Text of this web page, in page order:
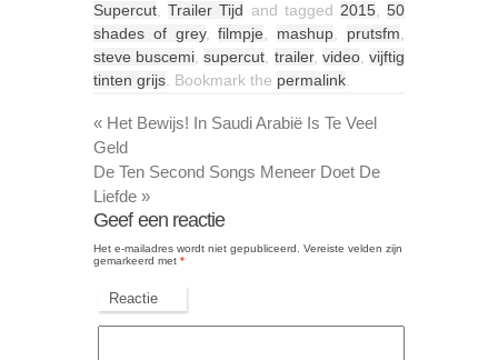
Supercut ,Trailer Tijd and tagged 2015 ,50
shades of grey,filmpje mashup prutsfm
steve buscemi ,supercut trailer, video,vijftig
tinten grijs . Bookmark the permalink
« Het Bewijs! In Saudi Arabië Is Te Veel
Geld
De Ten Second Songs Meneer Doet De
Liefde »
Geef een reactie
Het e-mailadres wordt niet gepubliceerd.
Vereiste velden zijn
gemarkeerd met *
Reactie